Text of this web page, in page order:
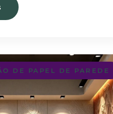
DE PAPEL DE PAREDE